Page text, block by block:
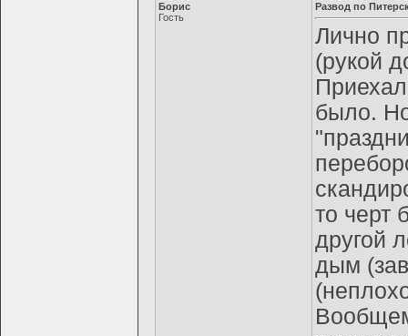
Борис
Гость
Развод по
Лично
(рукой
было.
то черт
другой
дым